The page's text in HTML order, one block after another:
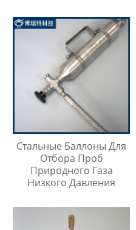
Стальные Баллоны Для
Отбора Проб
Природного Газа
Низкого Давления